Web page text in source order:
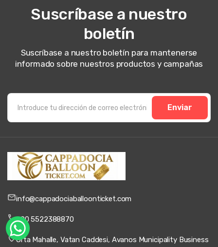
Suscríbase a nuestro
boletín
Suscríbase a nuestro boletín para mantenerse
informado sobre nuestros productos y campañas
Enviar
info@cappadociaballoonticket.com
+90 5522388870
Orta Mahalle, Vatan Caddesi, Avanos Municipality Business